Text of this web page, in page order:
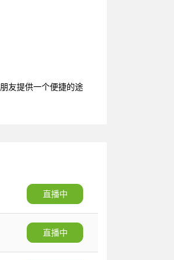
友提供一个便捷的途
直播中
直播中